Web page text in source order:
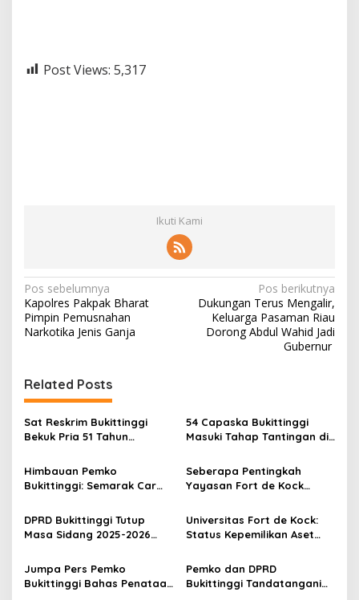
Post Views: 5,317
Ikuti Kami
N
a
v
g
a
s
p
o
s
Pos sebelumnya
Kapolres Pakpak Bharat
Pimpin Pemusnahan
Narkotika Jenis Ganja
Pos berikutnya
Dukungan Terus Mengalir,
Keluarga Pasaman Riau
Dorong Abdul Wahid Jadi
Gubernur
Related Posts
Sat Reskrim Bukittinggi
Bekuk Pria 51 Tahun
Scoopy
54 Capaska Bukittinggi
Masuki Tahap Tantingan di
Himbauan Pemko
Bukittinggi: Semarak Car
HUT ke I Komando Daerah
Militer (KODAM) XX/Tuanku
Imam Bonjol
Seberapa Pentingkah
Yayasan Fort de Kock
Perekonomian Masyarakat
Jam Gadang?
DPRD Bukittinggi Tutup
Masa Sidang 2025-2026
2026-2027, Wako Ramlan
Beri Apresiasi
Universitas Fort de Kock:
Status Kepemilikan Aset
Milik Yayasan Berdasarkan
Putusan Mahkamah Agung
Nomor 2108/K/Pdt/2022
Jumpa Pers Pemko
Bukittinggi Bahas Penataan
Pemko dan DPRD
Bukittinggi Tandatangani